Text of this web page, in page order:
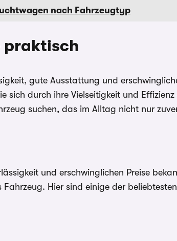
nach Fahrzeugtyp
praktisch
gute Ausstattung und
sich durch ihre Vielseitigkeit und
suchen, das im Alltag nicht nur
und erschwinglichen Preise
Hier sind einige der